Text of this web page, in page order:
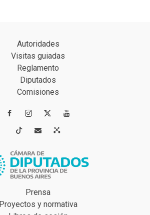
Autoridades
Visitas guiadas
Reglamento
Diputados
Comisiones
 
 
Prensa
Proyectos y normativa